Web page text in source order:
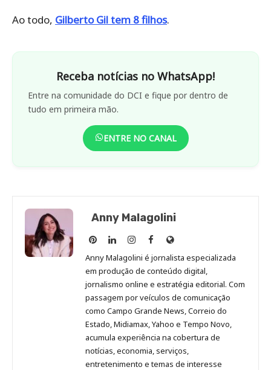
Ao todo, Gilberto Gil tem 8 filhos.
Receba notícias no WhatsApp!
Entre na comunidade do DCI e fique por dentro de
tudo em primeira mão.
ENTRE NO CANAL
Anny Malagolini
Anny
Malagolini
no
Pinterest
Anny
Malagolini
no
LinkedIn
Anny
Malagolini
no
Instagram
Anny
Malagolini
no
Facebook
Site
de
Anny
Malagolini
Anny Malagolini é jornalista especializada
em produção de conteúdo digital,
jornalismo online e estratégia editorial. Com
passagem por veículos de comunicação
como Campo Grande News, Correio do
Estado, Midiamax, Yahoo e Tempo Novo,
acumula experiência na cobertura de
notícias, economia, serviços,
entretenimento e temas de interesse